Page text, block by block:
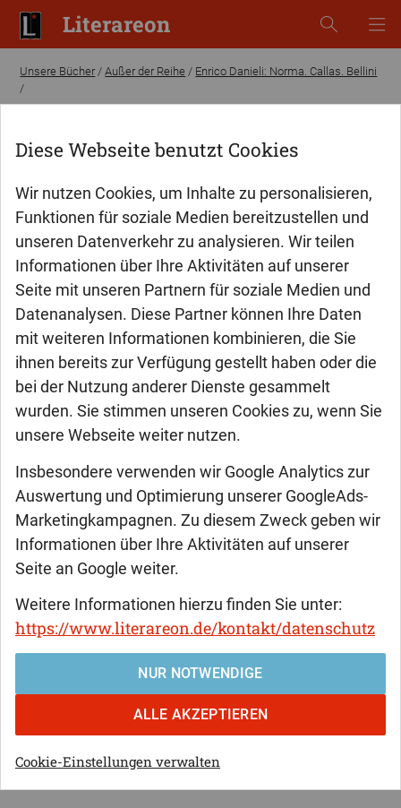
Diese Webseite benutzt Cookies
Wir nutzen Cookies, um Inhalte zu personalisieren,
Funktionen für soziale Medien bereitzustellen und
unseren Datenverkehr zu analysieren. Wir teilen
Informationen über Ihre Aktivitäten auf unserer
Seite mit unseren Partnern für soziale Medien und
Datenanalysen. Diese Partner können Ihre Daten
mit weiteren Informationen kombinieren, die Sie
ihnen bereits zur Verfügung gestellt haben oder die
bei der Nutzung anderer Dienste gesammelt
wurden. Sie stimmen unseren Cookies zu, wenn Sie
unsere Webseite weiter nutzen.
Insbesondere verwenden wir Google Analytics zur
Auswertung und Optimierung unserer GoogleAds-
Marketingkampagnen. Zu diesem Zweck geben wir
Informationen über Ihre Aktivitäten auf unserer
Seite an Google weiter.
Weitere Informationen hierzu finden Sie unter:
https://www.literareon.de/kontakt/datenschutz
NUR NOTWENDIGE
ALLE AKZEPTIEREN
Cookie-Einstellungen verwalten
Literareon
Unsere Bücher /Außer der Reihe / Enrico Danieli: Norma. Callas. Bellini
/
Norma. Callas. Bellini
Magie der Tragödien
Bellinis »Norma«, mehr als nur eine Oper, ist eine Tragödie,
eine Tragödie, die die ganz großen Themen der Menschheit
behandelt – Liebe, Krieg, Tod. Enrico Danieli schreibt in
liefert Hintergründe und Interpretationen, stellt gängige
als Heldin in ihrer Liebesrebellion dar denn als Verräterin
oder Opfer?) und bietet seinen Lesern aber vor allem eines:
ein mitreißendes und wunderschönes Loblied auf ein traurig-